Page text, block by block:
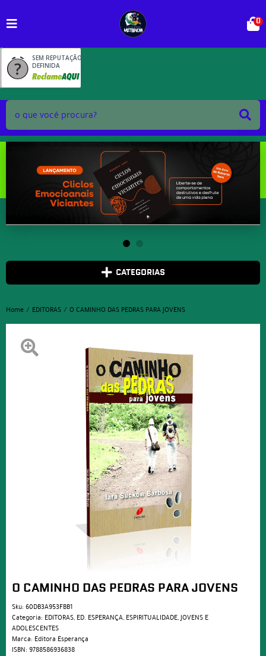
SEM REPUTAÇÃO
DEFINIDA
0
CATEGORIAS
Home EDITORAS O CAMINHO DAS PEDRAS PARA JOVENS
O CAMINHO DAS PEDRAS PARA JOVENS
Sku: 60DB3A953FBB1
Categoria: EDITORAS, ED. ESPERANÇA, ESPIRITUALIDADE,JOVENS E
ADOLESCENTES
Marca: Editora Esperança
ISBN: 9788586936838